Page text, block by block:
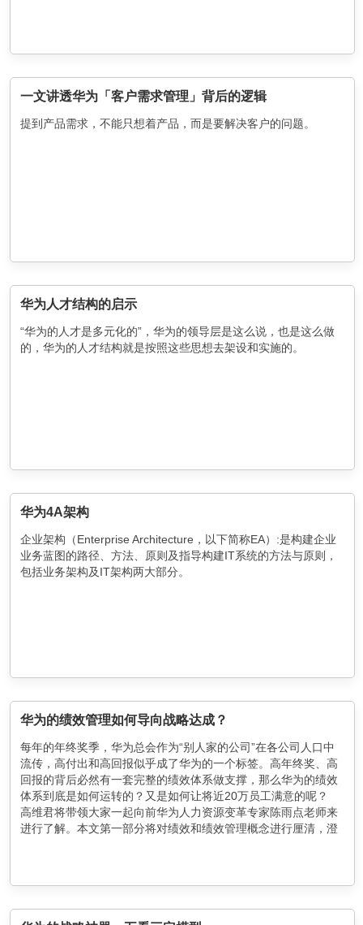
一文讲透华为「客户需求管理」背后的逻辑
提到产品需求，不能只想着产品，而是要解决客户的问题。
华为人才结构的启示
“华为的人才是多元化的”，华为的领导层是这么说，也是这么做
的，华为的人才结构就是按照这些思想去架设和实施的。
华为4A架构
企业架构（Enterprise Architecture，以下简称EA）:是构建企业
业务蓝图的路径、方法、原则及指导构建IT系统的方法与原则，
包括业务架构及IT架构两大部分。
华为的绩效管理如何导向战略达成？
每年的年终奖季，华为总会作为“别人家的公司”在各公司人口中
流传，高付出和高回报似乎成了华为的一个标签。高年终奖、高
回报的背后必然有一套完整的绩效体系做支撑，那么华为的绩效
体系到底是如何运转的？又是如何让将近20万员工满意的呢？
高维君将带领大家一起向前华为人力资源变革专家陈雨点老师来
进行了解。本文第一部分将对绩效和绩效管理概念进行厘清，澄